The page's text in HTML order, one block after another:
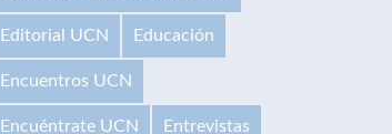
Editorial UCN Educación
Encuentros UCN
Encuéntrate UCN Entrevistas